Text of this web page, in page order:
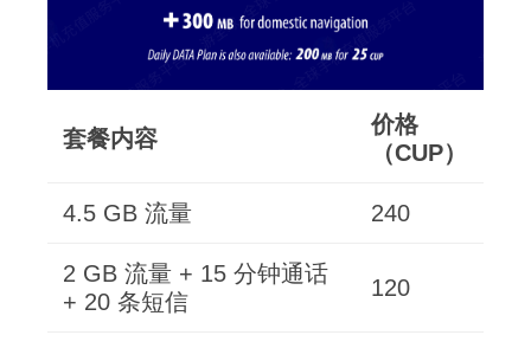
套餐内容
价格
（CUP）
4.5 GB 流量 240
2 GB 流量 + 15 分钟通话
+ 20 条短信
120